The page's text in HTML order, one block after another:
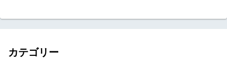
カテゴリー